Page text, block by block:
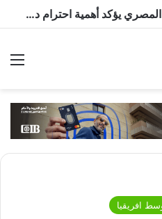
من تشاد .. وزير الخارجية المصري يؤكد أهمية احترام دول الجوار لسيادة السودان وأمنه وعدم التدخل في شؤونه الداخلية
افريقيا